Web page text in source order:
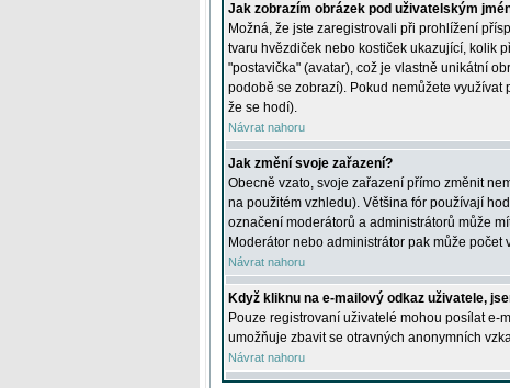
Jak zobrazím obrázek pod uživatelským
Možná, že jste zaregistrovali při prohlížení
tvaru hvězdiček nebo kostiček ukazující, kolik
"postavička" (avatar), což je vlastně unikátní
podobě se zobrazí). Pokud nemůžete využívat
že se hodí).
Návrat nahoru
Jak změní svoje zařazení?
Obecně vzato, svoje zařazení přímo změnit
na použitém vzhledu). Většina fór používají
označení moderátorů a administrátorů může
Moderátor nebo administrátor pak může počet
Návrat nahoru
Když kliknu na e-mailový odkaz uživatele,
Pouze registrovaní uživatelé mohou posílat e-
umožňuje zbavit se otravných anonymních
Návrat nahoru